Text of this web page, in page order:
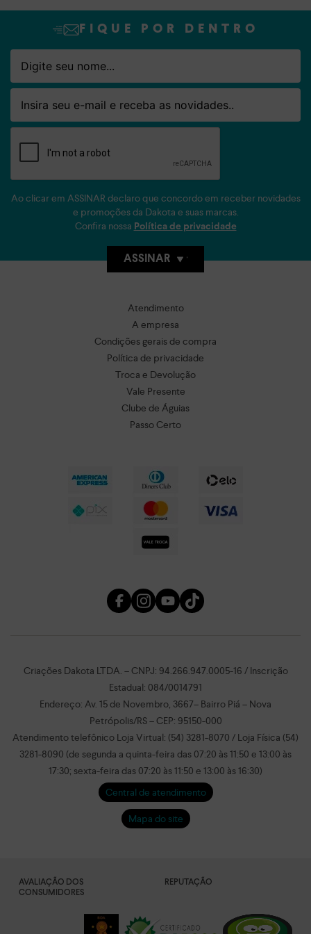
FIQUE POR DENTRO
Nome
Email
Ao clicar em ASSINAR declaro que concordo em receber novidades
e promoções da Dakota e suas marcas.
Confira nossa Política de privacidade
ASSINAR
Atendimento
A empresa
Condições gerais de compra
Política de privacidade
Troca e Devolução
Vale Presente
Clube de Águias
Passo Certo
Criações Dakota LTDA. – CNPJ: 94.266.947.0005-16 / Inscrição
Estadual: 084/0014791
Endereço: Av. 15 de Novembro, 3667– Bairro Piá – Nova
Petrópolis/RS – CEP: 95150-000
Atendimento telefônico Loja Virtual: (54) 3281-8070 / Loja Física (54)
3281-8090 (de segunda a quinta-feira das 07:20 às 11:50 e 13:00 às
17:30; sexta-feira das 07:20 às 11:50 e 13:00 às 16:30)
Central de atendimento
Mapa do site
AVALIAÇÃO DOS
CONSUMIDORES
REPUTAÇÃO